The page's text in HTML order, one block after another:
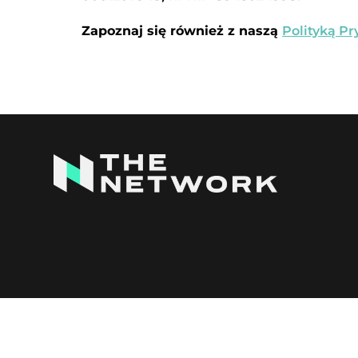
Zapoznaj się również z naszą Polityką